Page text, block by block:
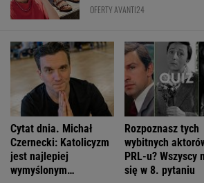
OFERTY AVANTI24
Cytat dnia. Michał
Czernecki: Katolicyzm
jest najlepiej
wymyślonym
Rozpoznasz tych
wybitnych
PRL-u? Wszyscy
się w 8. pytaniu